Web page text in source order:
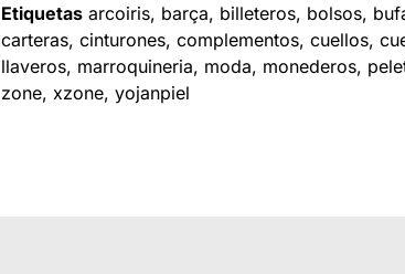
Etiquetas arcoiris, barça, billeteros, bolsos,
carteras, cinturones, complementos, cuellos,
llaveros, marroquineria, moda, monederos,
zone, xzone, yojanpiel